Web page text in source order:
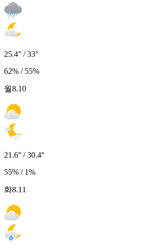
25.4° / 33°
62% / 55%
월8.10
21.6° / 30.4°
55% / 1%
화8.11